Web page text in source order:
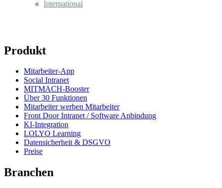
International
Produkt
Mitarbeiter-App
Social Intranet
MITMACH-Booster
Über 30 Funktionen
Mitarbeiter werben Mitarbeiter
Front Door Intranet / Software Anbindung
KI-Integration
LOLYO Learning
Datensicherheit & DSGVO
Preise
Branchen